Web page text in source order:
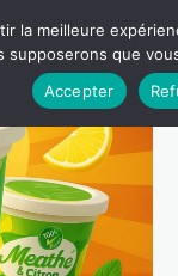
la meilleure
supposerons que
Accepter